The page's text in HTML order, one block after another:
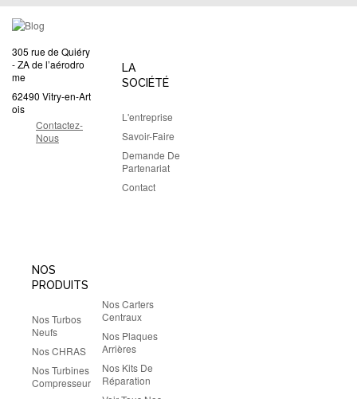
305 rue de Quiéry
- ZA de l’aérodro
me
62490 Vitry-en-Art
ois
Contactez-
Nous
LA
SOCIÉTÉ
L'entreprise
Savoir-Faire
Demande De
Partenariat
Contact
NOS
PRODUITS
Nos Turbos
Neufs
Nos CHRAS
Nos Turbines
Compresseur
Nos Carters
Centraux
Nos Plaques
Arrières
Nos Kits De
Réparation